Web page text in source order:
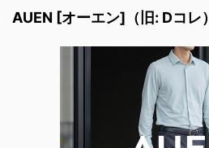
AUEN [オーエン]（旧: Dコレ）